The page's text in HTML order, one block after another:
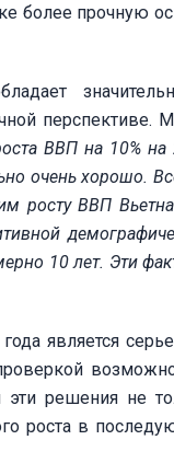
более прочную
перспективе.
ВВП на 10% на
очень хорошо.
росту ВВП
10 лет. Эти
является
эти решения не
роста в